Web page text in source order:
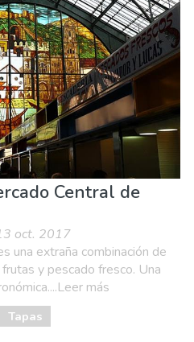
Central de
oct. 2017
una extraña combinación de
y pescado fresco. Una
más
Tapas